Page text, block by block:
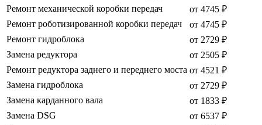
Ремонт механической коробки передач
от 4745 ₽
Ремонт роботизированной коробки передач
от 4745 ₽
Ремонт гидроблока
от 2729 ₽
Замена редуктора
от 2505 ₽
Ремонт редуктора заднего и переднего моста от 4521 ₽
Замена гидроблока
от 2729 ₽
Замена карданного вала
от 1833 ₽
Замена DSG
от 6537 ₽